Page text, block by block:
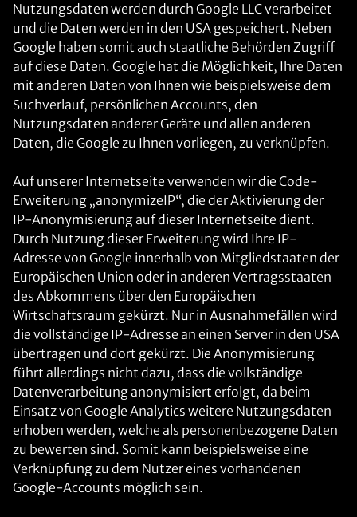
Nutzungsdaten werden durch Google LLC verarbeitet
und die Daten werden in den USA gespeichert. Neben
Google haben somit auch staatliche Behörden Zugriff
auf diese Daten. Google hat die Möglichkeit, Ihre Daten
mit anderen Daten von Ihnen wie beispielsweise dem
Suchverlauf, persönlichen Accounts, den
Nutzungsdaten anderer Geräte und allen anderen
Daten, die Google zu Ihnen vorliegen, zu verknüpfen.
Auf unserer Internetseite verwenden wir die Code-
Erweiterung „anonymizeIP“, die der Aktivierung der
IP-Anonymisierung auf dieser Internetseite dient.
Durch Nutzung dieser Erweiterung wird Ihre IP-
Adresse von Google innerhalb von Mitgliedstaaten der
Europäischen Union oder in anderen Vertragsstaaten
des Abkommens über den Europäischen
Wirtschaftsraum gekürzt. Nur in Ausnahmefällen wird
die vollständige IP-Adresse an einen Server in den USA
übertragen und dort gekürzt. Die Anonymisierung
führt allerdings nicht dazu, dass die vollständige
Datenverarbeitung anonymisiert erfolgt, da beim
Einsatz von Google Analytics weitere Nutzungsdaten
erhoben werden, welche als personenbezogene Daten
zu bewerten sind. Somit kann beispielsweise eine
Verknüpfung zu dem Nutzer eines vorhandenen
Google-Accounts möglich sein.